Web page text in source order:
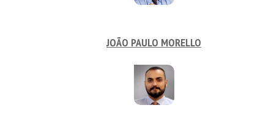
JOÃO PAULO MORELLO